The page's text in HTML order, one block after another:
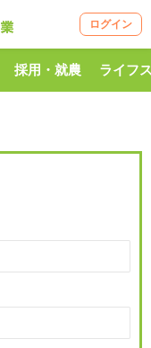
ログイン
採用・就農 ライフ